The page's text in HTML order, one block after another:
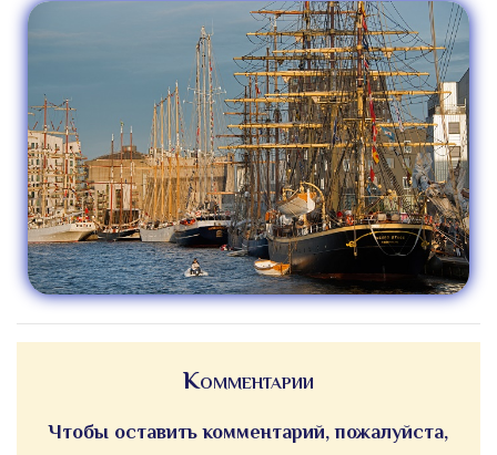
Комментарии
Чтобы оставить комментарий, пожалуйста,